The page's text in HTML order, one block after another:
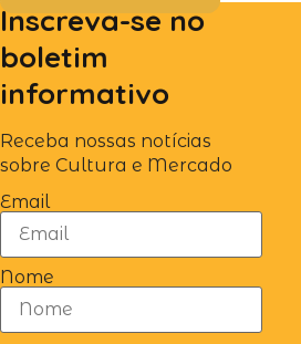
Inscreva-se no
boletim
informativo
Receba nossas notícias
sobre Cultura e Mercado
Email
Nome